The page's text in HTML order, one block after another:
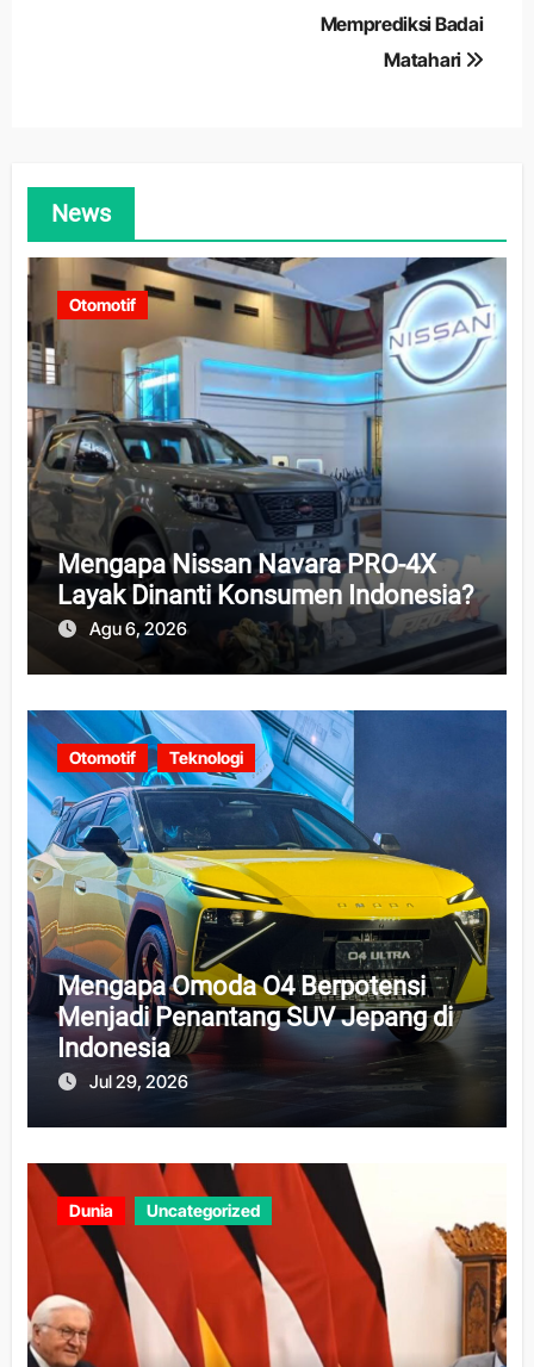
Memprediksi Badai
Matahari
News
Otomotif
Mengapa Nissan Navara PRO-4X
Layak Dinanti Konsumen Indonesia?
Agu 6, 2026
Otomotif Teknologi
Mengapa Omoda O4 Berpotensi
Menjadi Penantang SUV Jepang di
Indonesia
Jul 29, 2026
Dunia Uncategorized